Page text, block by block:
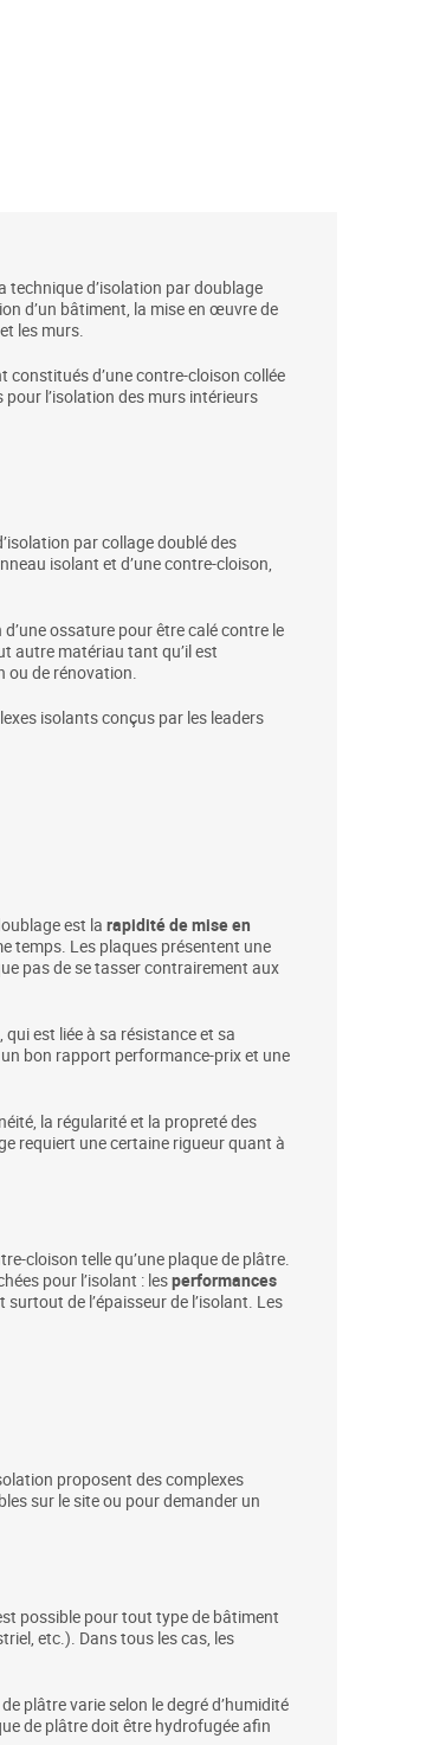
reading page
technique d’isolation par doublage
d’un bâtiment, la mise en œuvre de
les murs.
constitués d’une contre-cloison collée
l’isolation des murs intérieurs
par collage doublé des
isolant et d’une contre-cloison,
ossature pour être calé contre le
autre matériau tant qu’il est
de rénovation.
isolants conçus par les leaders
est la rapidité de mise en
temps. Les plaques présentent une
pas de se tasser contrairement aux
est liée à sa résistance et sa
bon rapport performance-prix et une
la régularité et la propreté des
requiert une certaine rigueur quant à
cloison telle qu’une plaque de plâtre.
pour l’isolant : lesperformances
de l’épaisseur de l’isolant. Les
proposent des complexes
sur le site ou pour demander un
possible pour tout type de bâtiment
etc.). Dans tous les cas, les
plâtre varie selon le degré d’humidité
de plâtre doit être hydrofugée afin